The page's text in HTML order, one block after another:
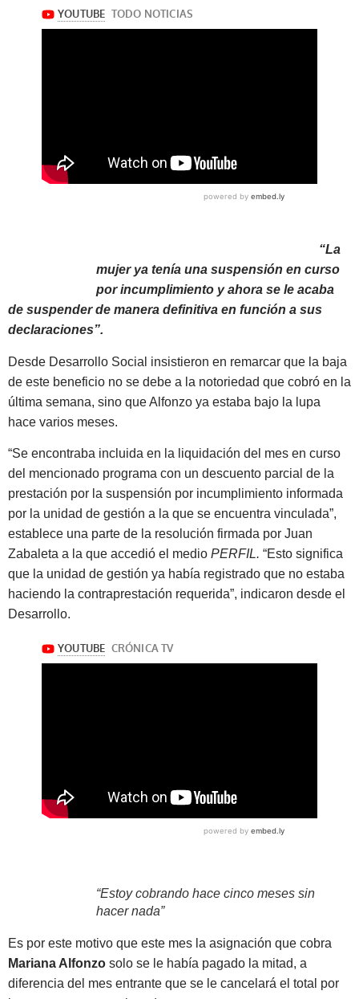
“La
mujer ya tenía una suspensión en curso
por incumplimiento y ahora se le acaba
de suspender de manera definitiva en función a sus
declaraciones”.
Desde Desarrollo Social insistieron en remarcar que la baja
de este beneficio no se debe a la notoriedad que cobró en la
última semana, sino que Alfonzo ya estaba bajo la lupa
hace varios meses.
“Se encontraba incluida en la liquidación del mes en curso
del mencionado programa con un descuento parcial de la
prestación por la suspensión por incumplimiento informada
por la unidad de gestión a la que se encuentra vinculada”,
establece una parte de la resolución firmada por Juan
Zabaleta a la que accedió el medio PERFIL. “Esto significa
que la unidad de gestión ya había registrado que no estaba
haciendo la contraprestación requerida”, indicaron desde el
Desarrollo.
“Estoy cobrando hace cinco meses sin
hacer nada”
Es por este motivo que este mes la asignación que cobra
Mariana Alfonzo solo se le había pagado la mitad, a
diferencia del mes entrante que se le cancelará el total por